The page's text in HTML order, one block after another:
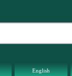
English